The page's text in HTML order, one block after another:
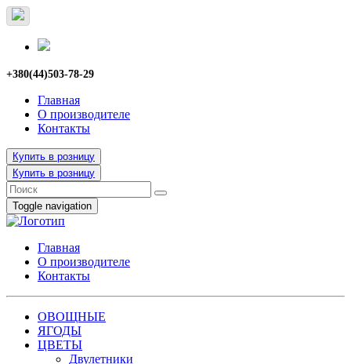
+380(44)503-78-29
Главная
О производителе
Контакты
Купить в розницу
Купить в розницу
Toggle navigation
Главная
О производителе
Контакты
ОВОЩНЫЕ
ЯГОДЫ
ЦВЕТЫ
Двулетники